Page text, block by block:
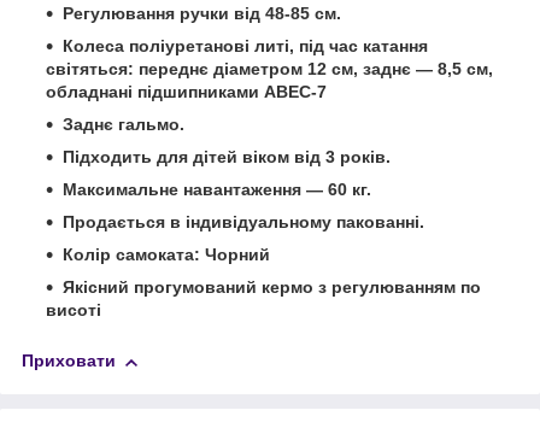
Регулювання ручки від 48-85 см.
Колеса поліуретанові литі, під час катання
світяться: переднє діаметром 12 см, заднє — 8,5 см,
обладнані підшипниками ABEC-7
Заднє гальмо.
Підходить для дітей віком від 3 років.
Максимальне навантаження — 60 кг.
Продається в індивідуальному пакованні.
Колір самоката: Чорний
Якісний прогумований кермо з регулюванням по
висоті
Приховати